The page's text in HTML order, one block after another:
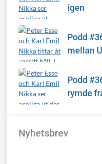
igen
Podd
mellan
Podd
rymde
Nyhetsbrev